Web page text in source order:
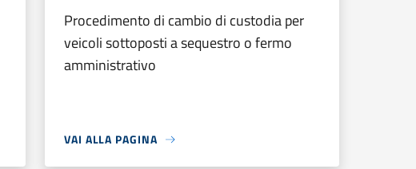
Procedimento di cambio di custodia per
veicoli sottoposti a sequestro o fermo
amministrativo
VAI ALLA PAGINA